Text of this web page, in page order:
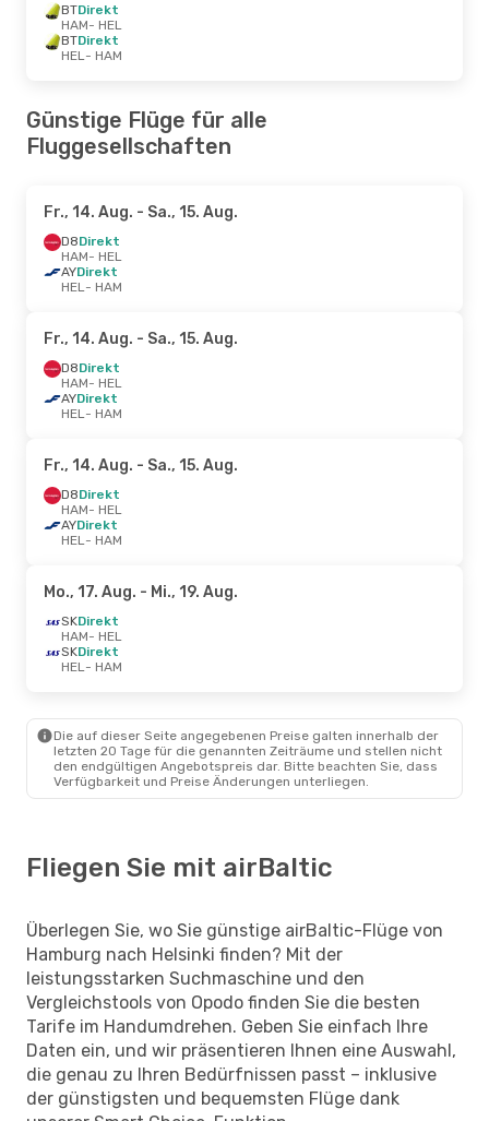
BTDirekt
HAM- HEL
BTDirekt
HEL- HAM
Günstige Flüge für alle
Fluggesellschaften
Fr., 14. Aug. - Sa., 15. Aug.
D8Direkt
HAM- HEL
AYDirekt
HEL- HAM
Fr., 14. Aug. - Sa., 15. Aug.
D8Direkt
HAM- HEL
AYDirekt
HEL- HAM
Fr., 14. Aug. - Sa., 15. Aug.
D8Direkt
HAM- HEL
AYDirekt
HEL- HAM
Mo., 17. Aug. - Mi., 19. Aug.
SKDirekt
HAM- HEL
SKDirekt
HEL- HAM
Die auf dieser Seite angegebenen Preise galten innerhalb der
letzten 20 Tage für die genannten Zeiträume und stellen nicht
den endgültigen Angebotspreis dar. Bitte beachten Sie, dass
Verfügbarkeit und Preise Änderungen unterliegen.
Fliegen Sie mit airBaltic
Überlegen Sie, wo Sie günstige airBaltic-Flüge von
Hamburg nach Helsinki finden? Mit der
leistungsstarken Suchmaschine und den
Vergleichstools von Opodo finden Sie die besten
Tarife im Handumdrehen. Geben Sie einfach Ihre
Daten ein, und wir präsentieren Ihnen eine Auswahl,
die genau zu Ihren Bedürfnissen passt – inklusive
der günstigsten und bequemsten Flüge dank